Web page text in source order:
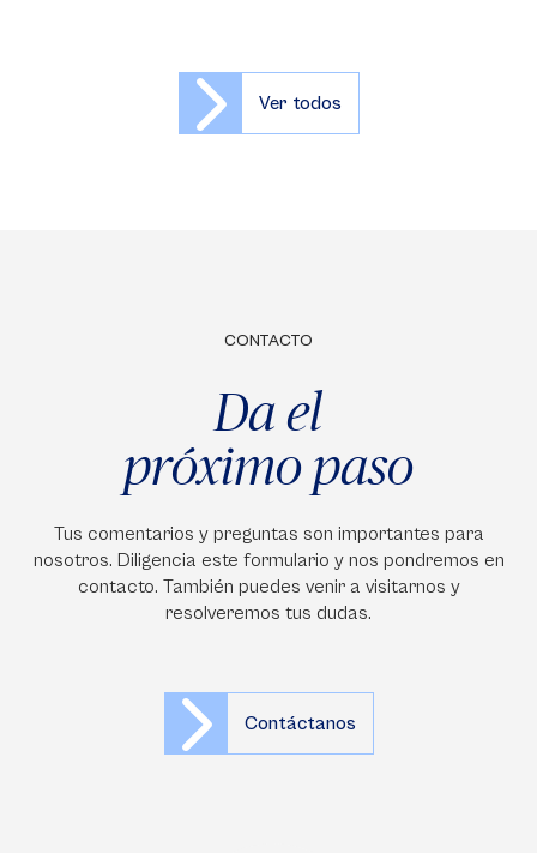
Ver todos
CONTACTO
Da el
próximo paso
Tus comentarios y preguntas son importantes para
nosotros. Diligencia este formulario y nos pondremos en
contacto. También puedes venir a visitarnos y
resolveremos tus dudas.
Contáctanos